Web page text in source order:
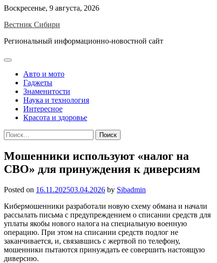
Skip
content
Воскресенье, 9 августа, 2026
Вестник Сибири
Региональный информационно-новостной сайт
Авто и мото
Гаджеты
Знаменитости
Наука и технология
Интересное
Красота и здоровье
Найти:
Мошенники используют «налог на
СВО» для принуждения к диверсиям
Posted on 16.11.202503.04.2026 by Sibadmin
Кибермошенники разработали новую схему обмана и начали
рассылать письма с предупреждением о списании средств для
уплаты якобы нового налога на специальную военную
операцию. При этом на списании средств подлог не
заканчивается, и, связавшись с жертвой по телефону,
мошенники пытаются принуждать ее совершить настоящую
диверсию.